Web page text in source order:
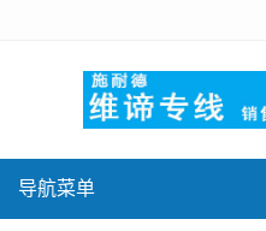
导航菜单